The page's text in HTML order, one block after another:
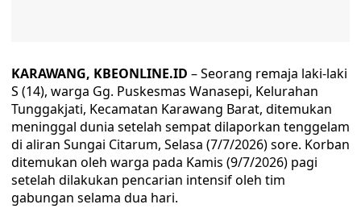
KARAWANG, KBEONLINE.ID – Seorang remaja laki-laki
S (14), warga Gg. Puskesmas Wanasepi, Kelurahan
Tunggakjati, Kecamatan Karawang Barat, ditemukan
meninggal dunia setelah sempat dilaporkan tenggelam
di aliran Sungai Citarum, Selasa (7/7/2026) sore. Korban
ditemukan oleh warga pada Kamis (9/7/2026) pagi
setelah dilakukan pencarian intensif oleh tim
gabungan selama dua hari.